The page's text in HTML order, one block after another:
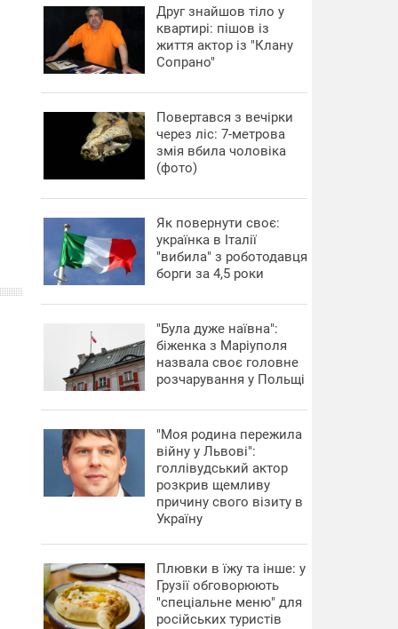
Друг знайшов тіло у
квартирі: пішов із
життя актор із "Клану
Сопрано"
Повертався з вечірки
через ліс: 7-метрова
змія вбила чоловіка
(фото)
​Як повернути своє:
українка в Італії
"вибила" з роботодавця
борги за 4,5 роки
"Була дуже наївна":
біженка з Маріуполя
назвала своє головне
розчарування у Польщі
"Моя родина пережила
війну у Львові":
голлівудський актор
розкрив щемливу
причину свого візиту в
Україну
Плювки в їжу та інше: у
Грузії обговорюють
"спеціальне меню" для
російських туристів